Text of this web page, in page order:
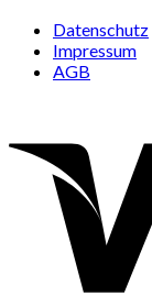
Datenschutz
Impressum
AGB